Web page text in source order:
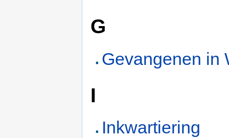
G
Gevangenen in
I
Inkwartiering